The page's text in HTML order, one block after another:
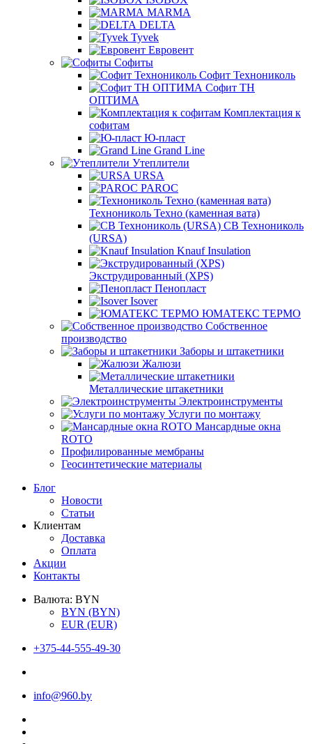
MARMA
DELTA
Tyvek
Евровент
Софиты
Софит Технониколь
Софит ТН
ОПТИМА
Комплектация к
софитам
Ю-пласт
Grand Line
Утеплители
URSA
PAROC
Технониколь Техно (каменная вата)
СВ Технониколь
(URSA)
Knauf Insulation
Экструдированный (XPS)
Пенопласт
Isover
ЮМАТЕКС ТЕРМО
Собственное
производство
Заборы и штакетники
Жалюзи
Металлические штакетники
Электроинструменты
Услуги по монтажу
Мансардные окна
ROTO
Профилированные мембраны
Геосинтетические материалы
Блог
Новости
Статьи
Клиентам
Доставка
Оплата
Акции
Контакты
Валюта: BYN
BYN (BYN)
EUR (EUR)
+375-44-555-49-30
info@960.by